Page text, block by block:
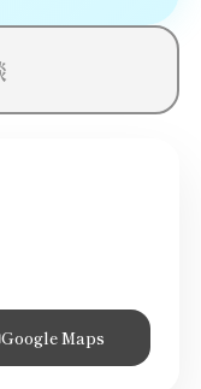
Google Maps